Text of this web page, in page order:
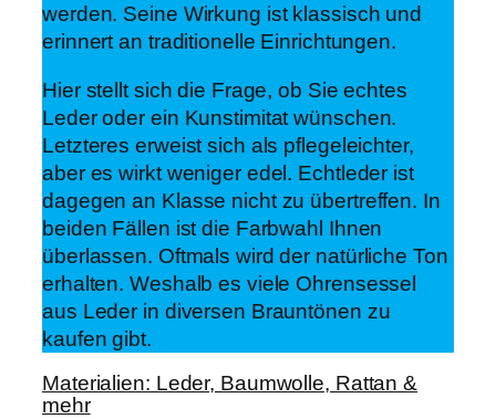
werden. Seine Wirkung ist klassisch und
erinnert an traditionelle Einrichtungen.
Hier stellt sich die Frage, ob Sie echtes
Leder oder ein Kunstimitat wünschen.
Letzteres erweist sich als pflegeleichter,
aber es wirkt weniger edel. Echtleder ist
dagegen an Klasse nicht zu übertreffen. In
beiden Fällen ist die Farbwahl Ihnen
überlassen. Oftmals wird der natürliche Ton
erhalten. Weshalb es viele Ohrensessel
aus Leder in diversen Brauntönen zu
kaufen gibt.
Materialien: Leder, Baumwolle, Rattan &
mehr